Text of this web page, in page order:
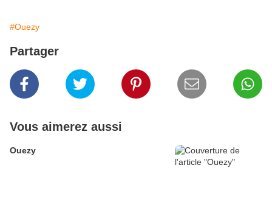
#Ouezy
Partager
Vous aimerez aussi
Ouezy